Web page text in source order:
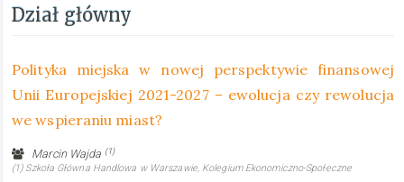
Dział główny
Polityka miejska w nowej perspektywie finansowej
Unii Europejskiej 2021-2027 – ewolucja czy rewolucja
we wspieraniu miast?
Marcin Wajda (1)
(1) Szkoła Główna Handlowa w Warszawie, Kolegium Ekonomiczno-Społeczne